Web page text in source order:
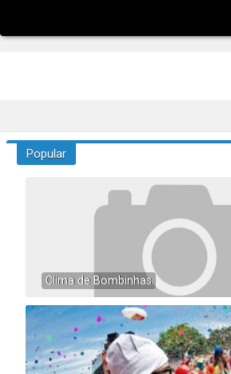
Popular
Clima de Bombinhas